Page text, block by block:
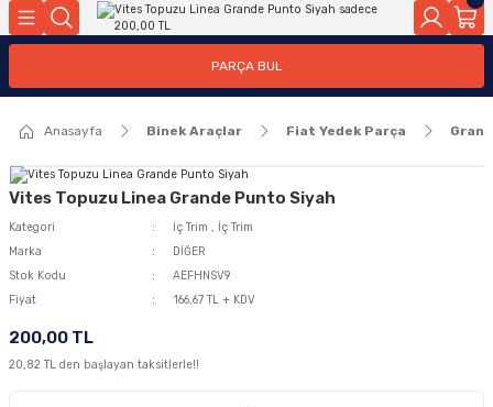
PARÇA BUL
Anasayfa Binek Araçlar Fiat Yedek Parça
Vites Topuzu Linea Grande Punto Siyah
Kategori İç Trim , İç Trim
Marka
DİĞER
Stok Kodu
AEFHNSV9
Fiyat
166,67 TL + KDV
200,00 TL
20,82 TL den başlayan taksitlerle!!